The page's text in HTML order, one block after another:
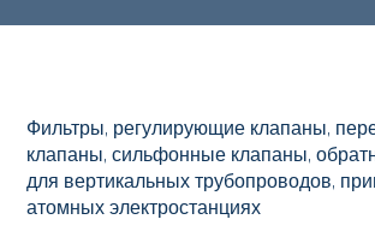
Фильтры, регулирующие клапаны,
клапаны, сильфонные клапаны,
для вертикальных трубопроводов,
атомных электростанциях